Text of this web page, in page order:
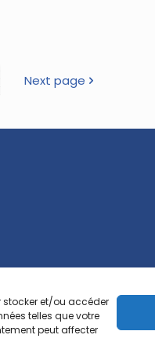
stocker et/ou accéder
telles que votre
peut affecter
Next page